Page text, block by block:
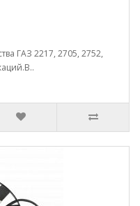
ГАЗ 2217, 2705, 2752,